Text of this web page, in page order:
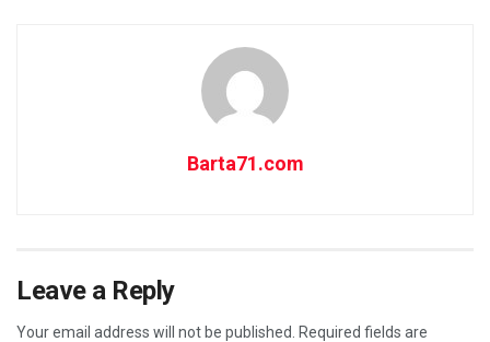
Barta71.com
Leave a Reply
Your email address will not be published. Required fields are